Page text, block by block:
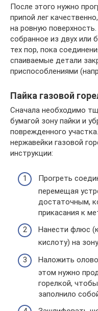
После этого нужно
припой лег
на ровную
собранное из двух или
тех пор, пока
спаиваемые детали
приспособлениями
Пайка газовой
Сначала необходимо
бумагой зону пайки и
поврежденного
нержавейки газовой
инструкции:
Прогреть
перемещая
достаточным,
прикасания к
Нанести флюс
кислоту) на
Наложить
этом нужно
горелкой,
заполнило